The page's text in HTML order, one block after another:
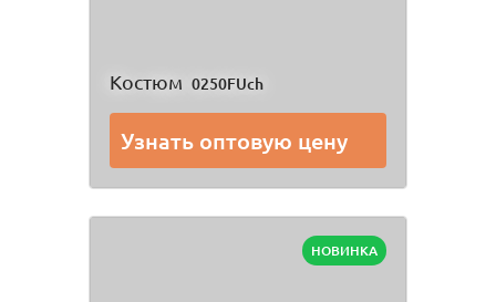
Костюм 0250FUch
Узнать оптовую цену
НОВИНКА